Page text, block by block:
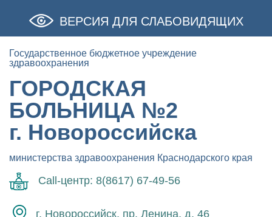
ВЕРСИЯ ДЛЯ СЛАБОВИДЯЩИХ
Государственное бюджетное учреждение
здравоохранения
ГОРОДСКАЯ
БОЛЬНИЦА №2
г. Новороссийска
министерства здравоохранения Краснодарского края
Call-центр: 8(8617) 67-49-56
г. Новороссийск, пр. Ленина, д. 46